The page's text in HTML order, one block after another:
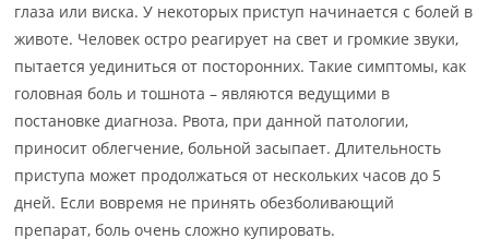
глаза или виска. У некоторых приступ начинается с болей в
животе. Человек остро реагирует на свет и громкие звуки,
пытается уединиться от посторонних. Такие симптомы, как
головная боль и тошнота – являются ведущими в
постановке диагноза. Рвота, при данной патологии,
приносит облегчение, больной засыпает. Длительность
приступа может продолжаться от нескольких часов до 5
дней. Если вовремя не принять обезболивающий
препарат, боль очень сложно купировать.